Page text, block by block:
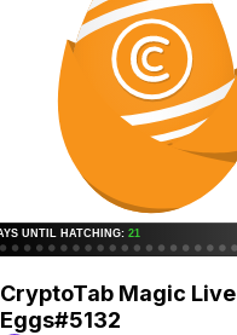
CryptoTab Magic Live
Eggs#5132